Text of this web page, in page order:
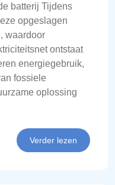
batterij Tijdens
opgeslagen
waardoor
ontstaat
energiegebruik,
fossiele
oplossing
Verder lezen